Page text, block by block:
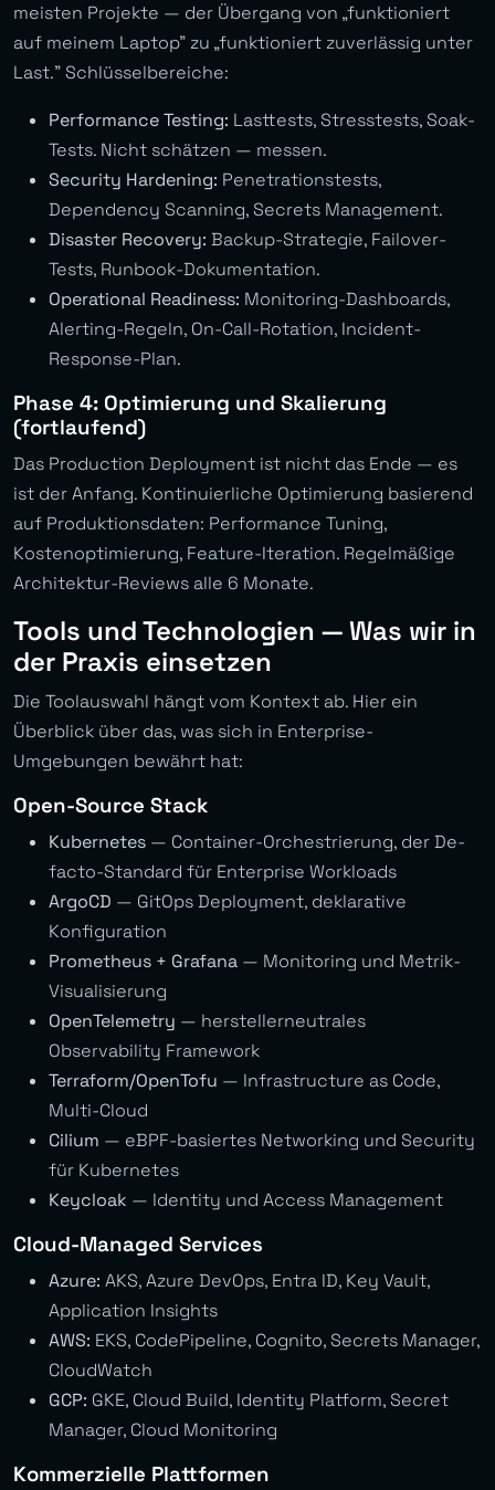
meisten Projekte — der Übergang von „funktioniert
auf meinem Laptop” zu „funktioniert zuverlässig unter
Last.” Schlüsselbereiche:
Performance Testing: Lasttests, Stresstests, Soak-
Tests. Nicht schätzen — messen.
Security Hardening: Penetrationstests,
Dependency Scanning, Secrets Management.
Disaster Recovery: Backup-Strategie, Failover-
Tests, Runbook-Dokumentation.
Operational Readiness: Monitoring-Dashboards,
Alerting-Regeln, On-Call-Rotation, Incident-
Response-Plan.
Phase 4: Optimierung und Skalierung
(fortlaufend)
Das Production Deployment ist nicht das Ende — es
ist der Anfang. Kontinuierliche Optimierung basierend
auf Produktionsdaten: Performance Tuning,
Kostenoptimierung, Feature-Iteration. Regelmäßige
Architektur-Reviews alle 6 Monate.
Tools und Technologien — Was wir in
der Praxis einsetzen
Die Toolauswahl hängt vom Kontext ab. Hier ein
Überblick über das, was sich in Enterprise-
Umgebungen bewährt hat:
Open-Source Stack
Kubernetes — Container-Orchestrierung, der De-
facto-Standard für Enterprise Workloads
ArgoCD — GitOps Deployment, deklarative
Konfiguration
Prometheus + Grafana — Monitoring und Metrik-
Visualisierung
OpenTelemetry — herstellerneutrales
Observability Framework
Terraform/OpenTofu — Infrastructure as Code,
Multi-Cloud
Cilium — eBPF-basiertes Networking und Security
für Kubernetes
Keycloak — Identity und Access Management
Cloud-Managed Services
Azure: AKS, Azure DevOps, Entra ID, Key Vault,
Application Insights
AWS: EKS, CodePipeline, Cognito, Secrets Manager,
CloudWatch
GCP: GKE, Cloud Build, Identity Platform, Secret
Manager, Cloud Monitoring
Kommerzielle Plattformen